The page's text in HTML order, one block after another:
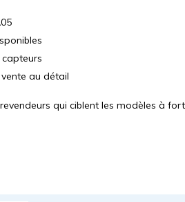
au détail
qui ciblent les modèles à